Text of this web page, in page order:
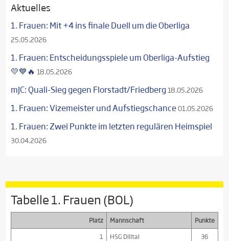
Aktuelles
1. Frauen: Mit +4 ins finale Duell um die Oberliga
25.05.2026
1. Frauen: Entscheidungsspiele um Oberliga-Aufstieg
💛💙🔥 18.05.2026
mJC: Quali-Sieg gegen Florstadt/Friedberg 18.05.2026
1. Frauen: Vizemeister und Aufstiegschance01.05.2026
1. Frauen: Zwei Punkte im letzten regulären Heimspiel
30.04.2026
Tabelle 1. Frauen (BOL)
Platz Mannschaft
Punkte
1
HSG Dilltal 36